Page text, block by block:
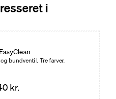
i
bundventil. Tre farver.
kr.